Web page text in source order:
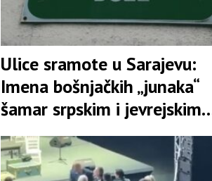
Ulice sramote u Sarajevu:
Imena bošnjačkih „junaka“
šamar srpskim i jevrejskim
žrtvama